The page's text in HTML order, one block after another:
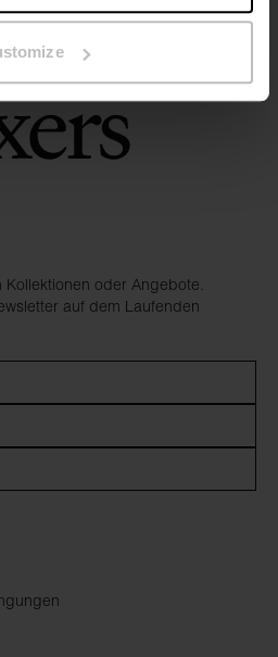
oder Angebote.
auf dem Laufenden